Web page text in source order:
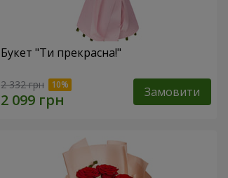
Букет "Ти прекрасна!"
2 332 грн Замовити